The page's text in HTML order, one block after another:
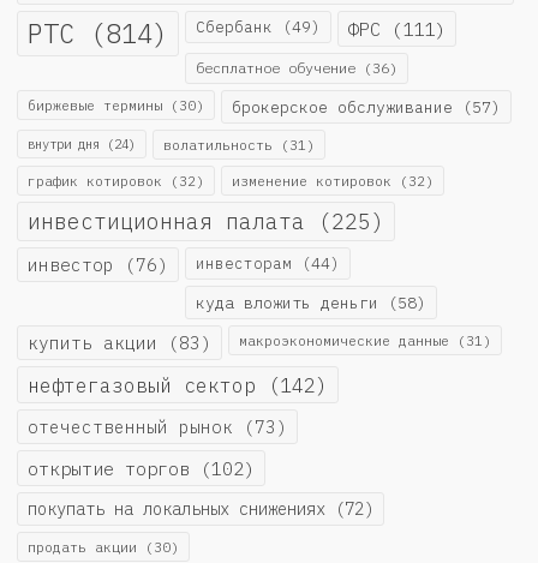
РТС (814) Сбербанк (49) ФРС (111)
бесплатное обучение (36)
биржевые термины (30) брокерское обслуживание (57)
внутри дня (24) волатильность (31)
график котировок (32) изменение котировок (32)
инвестиционная палата (225)
инвестор (76) инвесторам (44)
куда вложить деньги (58)
купить акции (83) макроэкономические данные (31)
нефтегазовый сектор (142)
отечественный рынок (73)
открытие торгов (102)
покупать на локальных снижениях (72)
продать акции (30)